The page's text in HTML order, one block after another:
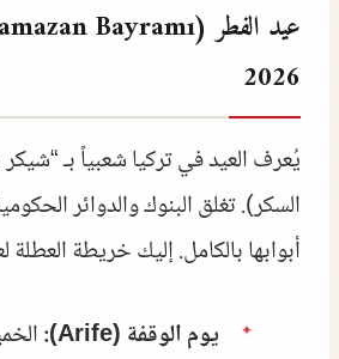
2026
يُعرف العيد في تركيا شعبياً بـ
السكر). تغلق البنوك والدوائر
أبوابها بالكامل. إليك خريطة العطلة لعام
يوم الوقفة (Arife):